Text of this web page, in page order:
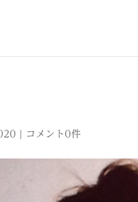
コメント0件